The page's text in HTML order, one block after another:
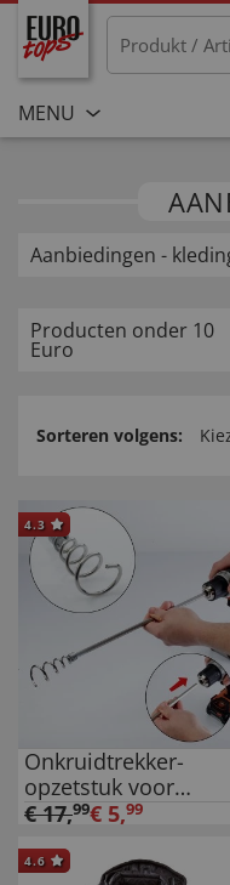
MENU
Aanbiedingen -
Producten onder 10
Euro
Sorteren volgens:
4.3
Onkruidtrekker-
opzetstuk voor
boormachine
€17,99€ 5,99
4.6